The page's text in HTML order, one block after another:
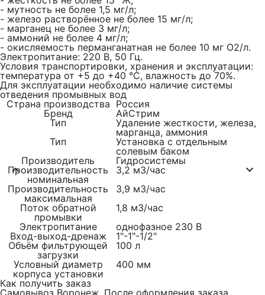
- мутность не более 1,5 мг/л;
- железо растворённое не более 15 мг/л;
- марганец не более 3 мг/л;
- аммоний не более 4 мг/л;
- окисляемость перманганатная не более 10 мг О2/л.
Электропитание: 220 В, 50 Гц.
Условия транспортировки, хранения и эксплуатации:
температура от +5 до +40 °С, влажность до 70%.
Для эксплуатации необходимо наличие системы
отведения промывных вод
Страна производства Россия
Бренд
АйСтрим
Тип
Удаление жесткости, железа,
марганца, аммония
Тип
Установка с отдельным
солевым баком
Производитель
Гидросистемы
Производительность
номинальная
3,2 м3/час
Производительность
максимальная
3,9 м3/час
Поток обратной
промывки
1,8 м3/час
Электропитание
однофазное 230 В
Вход-выход-дренаж
1"-1"-1/2"
Объём фильтрующей
загрузки
100 л
Условный диаметр
корпуса установки
400 мм
Как получить заказ
Самовывоз Воронеж. После оформления заказа